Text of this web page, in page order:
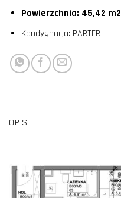
Powierzchnia: 45,42 m2
Kondygnacja: PARTER
OPIS